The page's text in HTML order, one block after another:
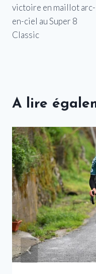
l’article
victoire en maillot arc-
en-ciel au Super 8
Classic
A lire